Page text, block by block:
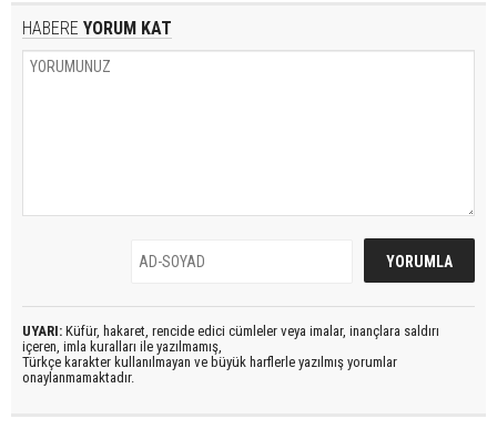
HABERE YORUM KAT
UYARI: Küfür, hakaret, rencide edici cümleler veya imalar, inançlara saldırı
içeren, imla kuralları ile yazılmamış,
Türkçe karakter kullanılmayan ve büyük harflerle yazılmış yorumlar
onaylanmamaktadır.